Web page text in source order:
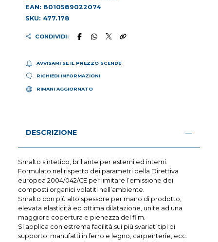
EAN: 8010589022074
SKU: 477.178
CONDIVIDI:
AVVISAMI SE IL PREZZO SCENDE
RICHIEDI INFORMAZIONI
RIMANI AGGIORNATO
DESCRIZIONE
Smalto sintetico, brillante per esterni ed interni.
Formulato nel rispetto dei parametri della Direttiva
europea 2004/042/CE per limitare l’emissione dei
composti organici volatiti nell’ambiente.
Smalto con più alto spessore per mano di prodotto,
elevata elasticità ed ottima dilatazione, unite ad una
maggiore copertura e pienezza del film.
Si applica con estrema facilità sui più svariati tipi di
supporto: manufatti in ferro e legno, carpenterie, ecc.